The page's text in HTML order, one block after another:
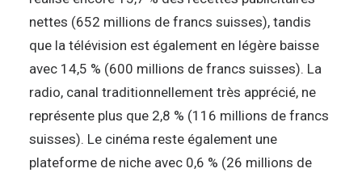
nettes (652 millions de francs suisses), tandis
que la télévision est également en légère baisse
avec 14,5 % (600 millions de francs suisses). La
radio, canal traditionnellement très apprécié, ne
représente plus que 2,8 % (116 millions de francs
suisses). Le cinéma reste également une
plateforme de niche avec 0,6 % (26 millions de